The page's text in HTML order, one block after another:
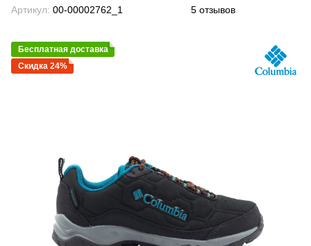
Артикул: 00-00002762_1 5 отзывов
Бесплатная доставка
Скидка 24%